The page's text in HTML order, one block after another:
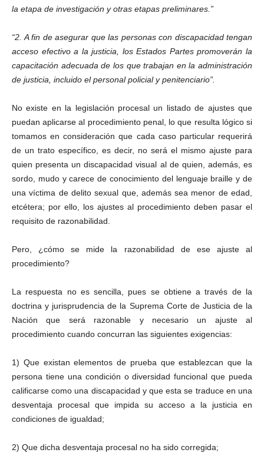
la etapa de investigación y otras etapas preliminares.”
“2. A fin de asegurar que las personas con discapacidad tengan
acceso efectivo a la justicia, los Estados Partes promoverán la
capacitación adecuada de los que trabajan en la administración
de justicia, incluido el personal policial y penitenciario”.
No existe en la legislación procesal un listado de ajustes que
puedan aplicarse al procedimiento penal, lo que resulta lógico si
tomamos en consideración que cada caso particular requerirá
de un trato específico, es decir, no será el mismo ajuste para
quien presenta un discapacidad visual al de quien, además, es
sordo, mudo y carece de conocimiento del lenguaje braille y de
una víctima de delito sexual que, además sea menor de edad,
etcétera; por ello, los ajustes al procedimiento deben pasar el
requisito de razonabilidad.
Pero, ¿cómo se mide la razonabilidad de ese ajuste al
procedimiento?
La respuesta no es sencilla, pues se obtiene a través de la
doctrina y jurisprudencia de la Suprema Corte de Justicia de la
Nación que será razonable y necesario un ajuste al
procedimiento cuando concurran las siguientes exigencias:
1) Que existan elementos de prueba que establezcan que la
persona tiene una condición o diversidad funcional que pueda
calificarse como una discapacidad y que esta se traduce en una
desventaja procesal que impida su acceso a la justicia en
condiciones de igualdad;
2) Que dicha desventaja procesal no ha sido corregida;